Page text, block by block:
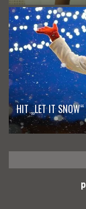
HIT „LET IT